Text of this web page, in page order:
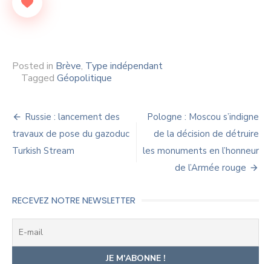
Posted in Brève, Type indépendant
Tagged Géopolitique
Navigation
de
l’article
Russie : lancement des
travaux de pose du gazoduc
Turkish Stream
Pologne : Moscou s’indigne
de la décision de détruire
les monuments en l’honneur
de l’Armée rouge
RECEVEZ NOTRE NEWSLETTER